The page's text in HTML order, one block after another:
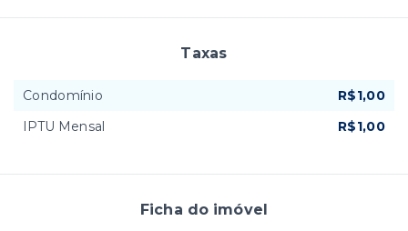
Taxas
Condomínio
R$1,00
IPTU Mensal
R$1,00
Ficha do imóvel